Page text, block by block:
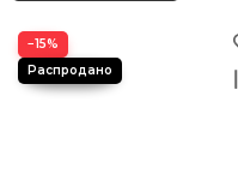
−15%